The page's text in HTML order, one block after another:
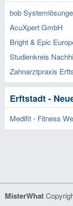
bob
AcuXpert GmbH
Bright & Epic
Studienkreis
Zahnarztpraxis
Erftstadt -
Medifit - Fitness
MisterWhat